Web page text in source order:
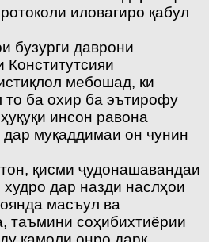
иловагиро қабул
бузурги даврони
Конститутсияи
мебошад, ки
то ба охир ба эътирофу
инсон равона
муқаддимаи он чунин
қисми ҷудонашавандаи
дар назди наслҳои
масъул ва
таъмини соҳибихтиёрии